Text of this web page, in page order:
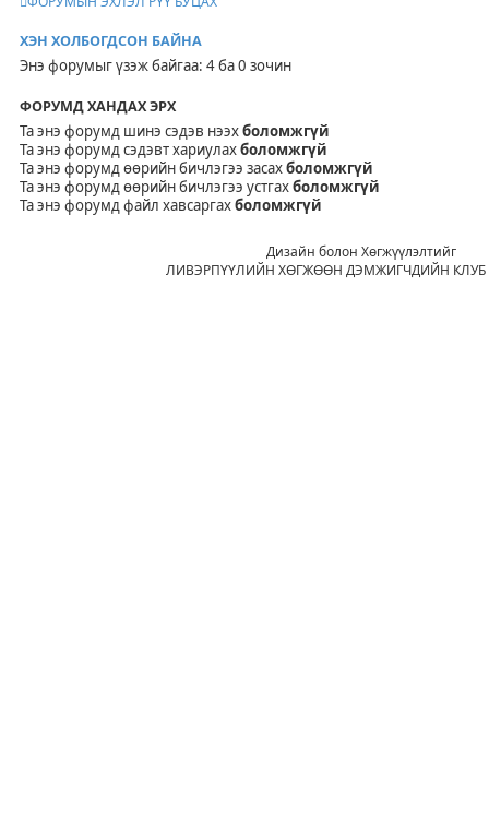
ХЭН ХОЛБОГДСОН БАЙНА
Энэ форумыг үзэж байгаа: 4 ба 0 зочин
ФОРУМД ХАНДАХ ЭРХ
Та энэ форумд шинэ сэдэв нээхболомжгүй
Та энэ форумд сэдэвт хариулахболомжгүй
Та энэ форумд өөрийн бичлэгээ засахболомжгүй
Та энэ форумд өөрийн бичлэгээ устгахболомжгүй
Та энэ форумд файл хавсаргахболомжгүй
Дизайн болон Хөгжүүлэлтийг
ЛИВЭРПҮҮЛИЙН ХӨГЖӨӨН ДЭМЖИГЧДИЙН КЛУБ